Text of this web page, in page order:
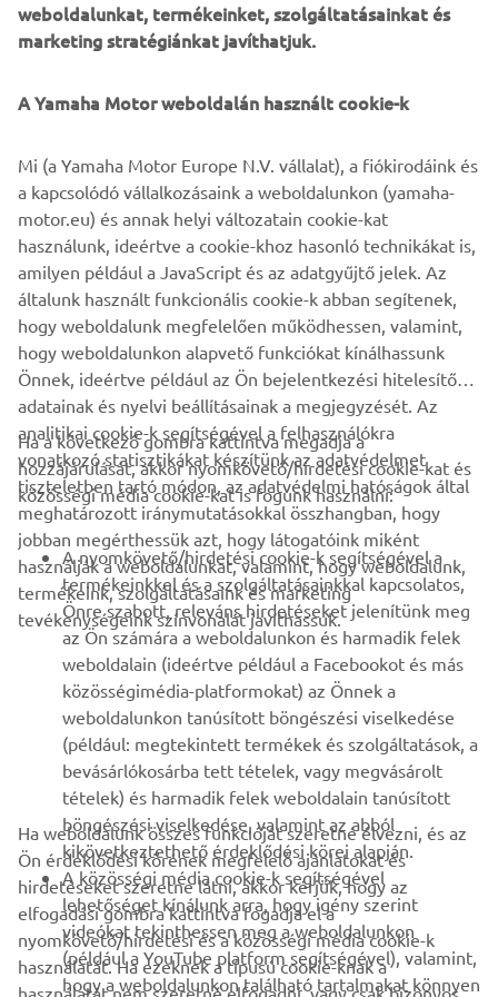
Alteria has brought the perfect inspiration to combine her
rocky style with Yamaha’s youngest Faster Son, the
.
XSR125 IMPERFECT LIFE
VÁLLALATI
B2B
TÖBB YAMAHA
TÁMOGATÁS
HÍRLEVÉL
Legyél az elsők között, aki a legújabb ajánlatokról, különleges
eseményekről, újdonságokról stb. értesül.
ELŐFIZETÉS
Olvassa el Adatvédelmi szabályzatunkat, hogy megtudja, hogyan
weboldalunkat, termékeinket, szolgáltatásainkat és
marketing stratégiánkat javíthatjuk.
A Yamaha Motor weboldalán használt cookie-k
Mi (a Yamaha Motor Europe N.V. vállalat), a fiókirodáink és
a kapcsolódó vállalkozásaink a weboldalunkon (yamaha-
motor.eu) és annak helyi változatain cookie-kat
használunk, ideértve a cookie-khoz hasonló technikákat is,
amilyen például a JavaScript és az adatgyűjtő jelek. Az
általunk használt funkcionális cookie-k abban segítenek,
hogy weboldalunk megfelelően működhessen, valamint,
hogy weboldalunkon alapvető funkciókat kínálhassunk
Önnek, ideértve például az Ön bejelentkezési hitelesítő
adatainak és nyelvi beállításainak a megjegyzését. Az
analitikai cookie-k segítségével a felhasználókra
vonatkozó statisztikákat készítünk az adatvédelmet
tiszteletben tartó módon, az adatvédelmi hatóságok által
meghatározott iránymutatásokkal összhangban, hogy
jobban megérthessük azt, hogy látogatóink miként
használják a weboldalunkat, valamint, hogy weboldalunk,
termékeink, szolgáltatásaink és marketing
tevékenységeink színvonalát javíthassuk.
Ha a következő gombra kattintva megadja a
hozzájárulását, akkor nyomkövető/hirdetési cookie-kat és
közösségi média cookie-kat is fogunk használni:
A nyomkövető/hirdetési cookie-k segítségével a
termékeinkkel és a szolgáltatásainkkal kapcsolatos,
Önre szabott, releváns hirdetéseket jelenítünk meg
az Ön számára a weboldalunkon és harmadik felek
weboldalain (ideértve például a Facebookot és más
közösségimédia-platformokat) az Önnek a
weboldalunkon tanúsított böngészési viselkedése
(például: megtekintett termékek és szolgáltatások, a
bevásárlókosárba tett tételek, vagy megvásárolt
tételek) és harmadik felek weboldalain tanúsított
böngészési viselkedése, valamint az abból
kikövetkeztethető érdeklődési körei alapján.
A közösségi média cookie-k segítségével
lehetőséget kínálunk arra, hogy igény szerint
videókat tekinthessen meg a weboldalunkon
(például a YouTube platform segítségével), valamint,
hogy a weboldalunkon található tartalmakat könnyen
Ha weboldalunk összes funkcióját szeretné élvezni, és az
Ön érdeklődési körének megfelelő ajánlatokat és
hirdetéseket szeretne látni, akkor kérjük, hogy az
elfogadási gombra kattintva fogadja el a
nyomkövető/hirdetési és a közösségi média cookie-k
használatát. Ha ezeknek a típusú cookie-knak a
használatát nem szeretné elfogadni, vagy csak bizonyos